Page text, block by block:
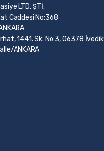
LTD. ŞTİ.
Caddesi No:368
1441. Sk. No:3, 06378 İvedik
ANKARA